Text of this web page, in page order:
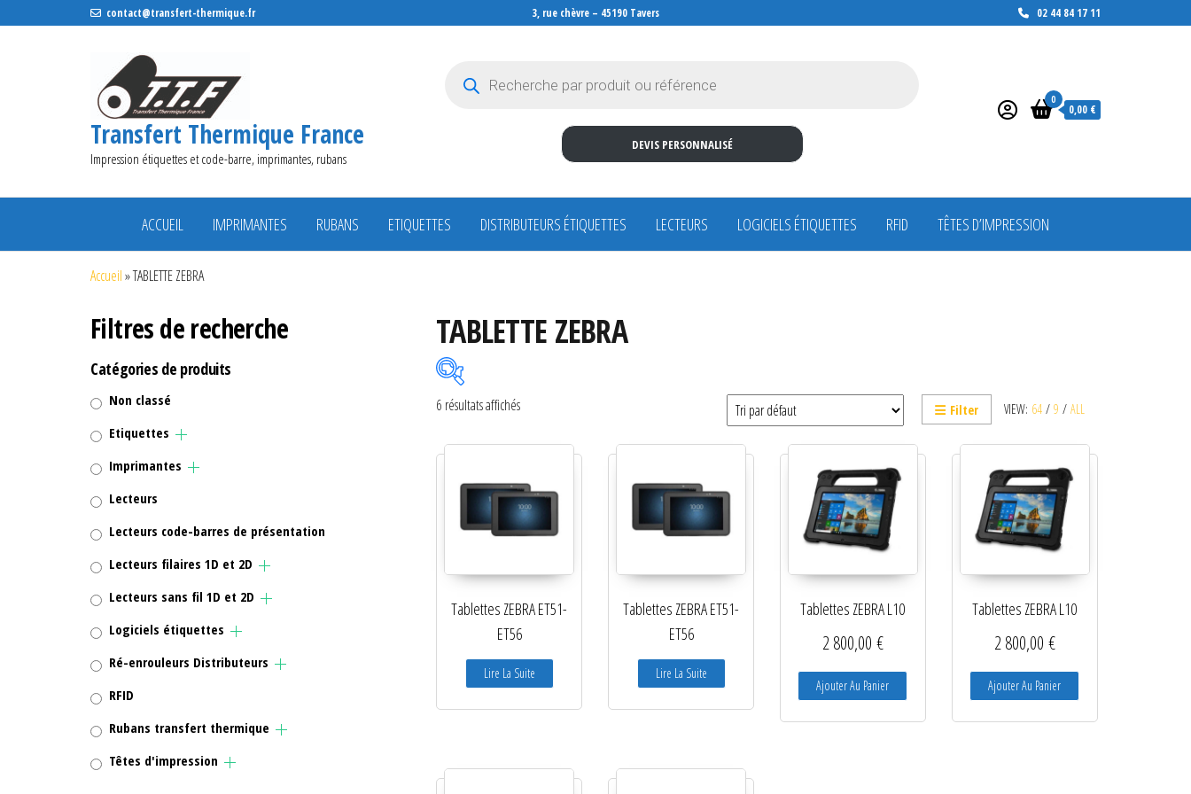
contact@transfert-thermique.fr 3, rue chèvre – 45190 Tavers 02 44 84 17 11
Transfert Thermique France
Impression étiquettes et code-barre, imprimantes, rubans
DEVIS PERSONNALISÉ
0
0,00 €
ACCUEIL IMPRIMANTES RUBANS ETIQUETTES DISTRIBUTEURS ÉTIQUETTES LECTEURS LOGICIELS ÉTIQUETTES RFID TÊTES D’IMPRESSION
Accueil»TABLETTE ZEBRA
TABLETTE ZEBRA
Etiquettes
Imprimantes
Lecteurs code-barres de
Lecteurs filaires 1D et 2D
VIEW: 64 / 9 / ALL
Filter
6 résultats affichés
Tablettes ZEBRA ET51-
ET56
Lire La Suite
Tablettes ZEBRA ET51-
ET56
Lire La Suite
Tablettes ZEBRA L10
2 800,00 €
Ajouter Au Panier
Tablettes ZEBRA L10
2 800,00 €
Ajouter Au Panier
Filtres de recherche
Catégories de produits
Non classé
Etiquettes
Imprimantes
Lecteurs
Lecteurs code-barres de présentation
Lecteurs filaires 1D et 2D
Lecteurs sans fil 1D et 2D
Logiciels étiquettes
Ré-enrouleurs Distributeurs
RFID
Rubans transfert thermique
Têtes d'impression